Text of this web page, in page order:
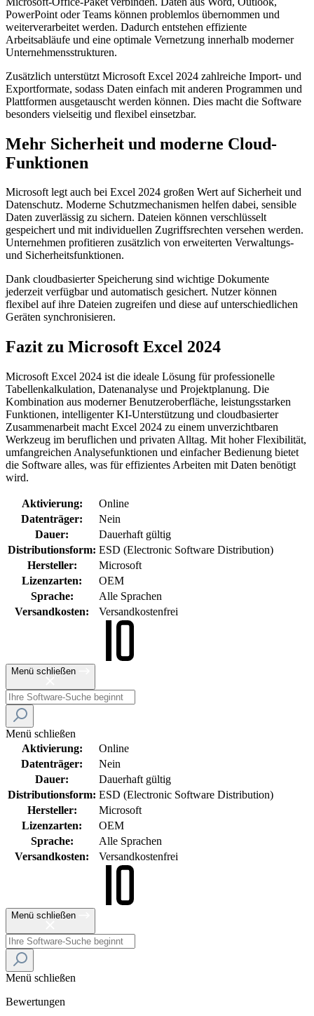
PowerPoint oder Teams können problemlos übernommen und
weiterverarbeitet werden. Dadurch entstehen effiziente
Arbeitsabläufe und eine optimale Vernetzung innerhalb moderner
Unternehmensstrukturen.
Zusätzlich unterstützt Microsoft Excel 2024 zahlreiche Import- und
Exportformate, sodass Daten einfach mit anderen Programmen und
Plattformen ausgetauscht werden können. Dies macht die Software
besonders vielseitig und flexibel einsetzbar.
Mehr Sicherheit und moderne Cloud-
Funktionen
Microsoft legt auch bei Excel 2024 großen Wert auf Sicherheit und
Datenschutz. Moderne Schutzmechanismen helfen dabei, sensible
Daten zuverlässig zu sichern. Dateien können verschlüsselt
gespeichert und mit individuellen Zugriffsrechten versehen werden.
Unternehmen profitieren zusätzlich von erweiterten Verwaltungs-
und Sicherheitsfunktionen.
Dank cloudbasierter Speicherung sind wichtige Dokumente
jederzeit verfügbar und automatisch gesichert. Nutzer können
flexibel auf ihre Dateien zugreifen und diese auf unterschiedlichen
Geräten synchronisieren.
Fazit zu Microsoft Excel 2024
Microsoft Excel 2024 ist die ideale Lösung für professionelle
Tabellenkalkulation, Datenanalyse und Projektplanung. Die
Kombination aus moderner Benutzeroberfläche, leistungsstarken
Funktionen, intelligenter KI-Unterstützung und cloudbasierter
Zusammenarbeit macht Excel 2024 zu einem unverzichtbaren
Werkzeug im beruflichen und privaten Alltag. Mit hoher Flexibilität,
umfangreichen Analysefunktionen und einfacher Bedienung bietet
die Software alles, was für effizientes Arbeiten mit Daten benötigt
wird.
Aktivierung:
Online
Datenträger:
Nein
Dauer:
Dauerhaft gültig
Distributionsform: ESD (Electronic Software Distribution)
Hersteller:
Microsoft
Lizenzarten:
OEM
Sprache:
Alle Sprachen
Versandkosten:
Versandkostenfrei
Menü schließen
Menü schließen
Aktivierung:
Online
Datenträger:
Nein
Dauer:
Dauerhaft gültig
Distributionsform: ESD (Electronic Software Distribution)
Hersteller:
Microsoft
Lizenzarten:
OEM
Sprache:
Alle Sprachen
Versandkosten:
Versandkostenfrei
Menü schließen
Menü schließen
Bewertungen